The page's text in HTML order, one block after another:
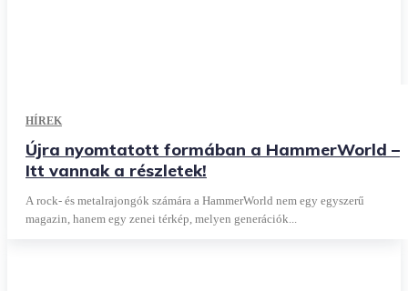
HÍREK
Újra nyomtatott formában a HammerWorld –
Itt vannak a részletek!
A rock- és metalrajongók számára a HammerWorld nem egy egyszerű
magazin, hanem egy zenei térkép, melyen generációk...